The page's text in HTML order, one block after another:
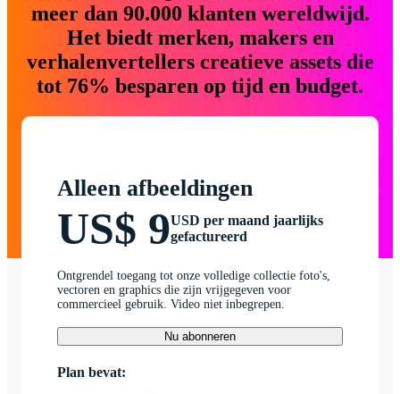
meer dan 90.000 klanten wereldwijd.
Het biedt merken, makers en
verhalenvertellers creatieve assets die
tot 76% besparen op tijd en budget.
Alleen afbeeldingen
US$ 9USD per maand jaarlijks
gefactureerd
Ontgrendel toegang tot onze volledige collectie foto's,
vectoren en graphics die zijn vrijgegeven voor
commercieel gebruik. Video niet inbegrepen.
Nu abonneren
Plan bevat: